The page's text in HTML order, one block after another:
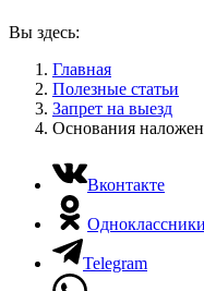
Вы здесь:
Главная
Полезные статьи
Запрет на выезд
Основания
Вконтакте
Одноклассники
Telegram